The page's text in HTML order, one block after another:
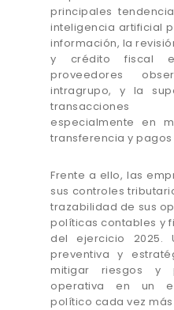
principales
inteligencia artificial
información, la
y crédito fiscal
proveedores
intragrupo, y la
transacciones
especialmente en
transferencia y
Frente a ello, las
sus controles
trazabilidad de sus
políticas contables y
del ejercicio 2025.
preventiva y
mitigar riesgos y
operativa en un
político cada vez